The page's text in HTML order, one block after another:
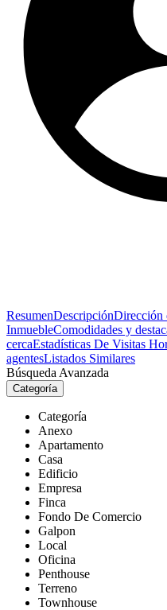
ResumenDescripciónDirección
InmuebleComodidades y
cercaEstadísticas De Visitas
agentesListados Similares
Búsqueda Avanzada
Categoría
Categoría
Anexo
Apartamento
Casa
Edificio
Empresa
Finca
Fondo De Comercio
Galpon
Local
Oficina
Penthouse
Terreno
Townhouse